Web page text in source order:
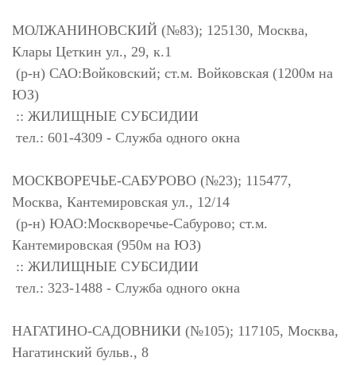
МОЛЖАНИНОВСКИЙ (№83); 125130, Москва,
Клары Цеткин ул., 29, к.1
(р-н) САО:Войковский; ст.м. Войковская (1200м на
ЮЗ)
:: ЖИЛИЩНЫЕ СУБСИДИИ
тел.: 601-4309 - Служба одного окна
МОСКВОРЕЧЬЕ-САБУРОВО (№23); 115477,
Москва, Кантемировская ул., 12/14
(р-н) ЮАО:Москворечье-Сабурово; ст.м.
Кантемировская (950м на ЮЗ)
:: ЖИЛИЩНЫЕ СУБСИДИИ
тел.: 323-1488 - Служба одного окна
НАГАТИНО-САДОВНИКИ (№105); 117105, Москва,
Нагатинский бульв., 8